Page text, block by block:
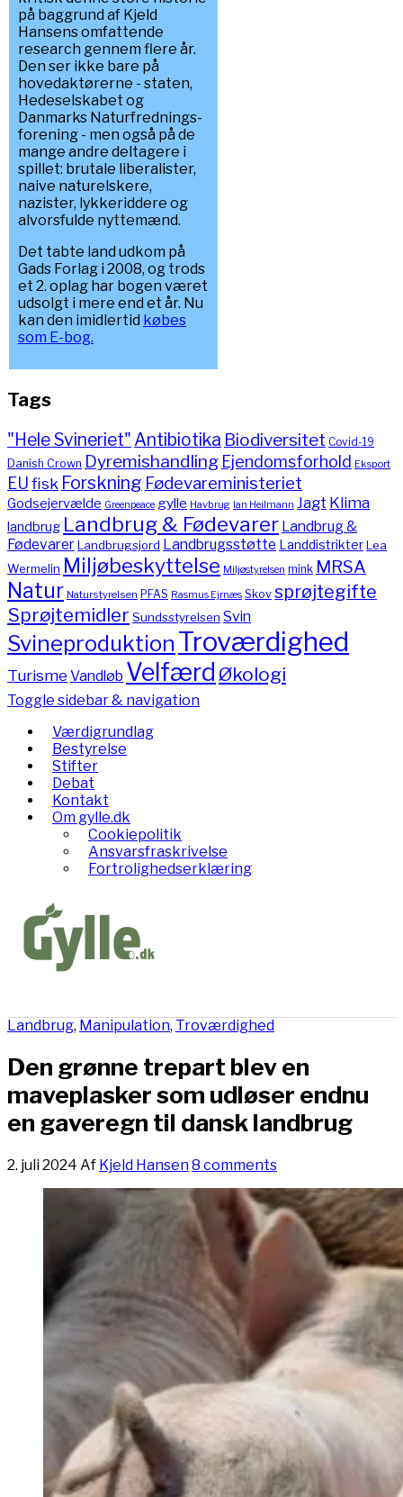
på baggrund af Kjeld
Hansens omfattende
research gennem flere år.
Den ser ikke bare på
hovedaktørerne - staten,
Hedeselskabet og
Danmarks Naturfrednings-
forening - men også på de
mange andre deltagere i
spillet: brutale liberalister,
naive naturelskere,
nazister, lykkeriddere og
alvorsfulde nyttemænd.
Det tabte land udkom på
Gads Forlag i 2008, og trods
et 2. oplag har bogen været
udsolgt i mere end et år. Nu
kan den imidlertid købes
som E-bog.
Tags
"Hele Svineriet" Antibiotika Biodiversitet Covid-19
Danish Crown Dyremishandling Ejendomsforhold Eksport
EUfisk Forskning Fødevareministeriet
Godsejervælde Greenpeace gylle Havbrug Ian Heilmann Jagt Klima
landbrug Landbrug & Fødevarer Landbrug &
FødevarerLandbrugsjord Landbrugsstøtte LanddistrikterLea
Wermelin Miljøbeskyttelse Miljøstyrelsen mink MRSA
Natur Naturstyrelsen PFAS Rasmus Ejrnæs Skov sprøjtegifte
Sprøjtemidler Sundsstyrelsen Svin
Svineproduktion Troværdighed
TurismeVandløb Velfærd Økologi
Toggle sidebar & navigation
Værdigrundlag
Bestyrelse
Stifter
Debat
Kontakt
Om gylle.dk
Cookiepolitik
Ansvarsfraskrivelse
Fortrolighedserklæring
Landbrug, Manipulation, Troværdighed
Den grønne trepart blev en
maveplasker som udløser endnu
en gaveregn til dansk landbrug
2. juli 2024 Af Kjeld Hansen8 comments